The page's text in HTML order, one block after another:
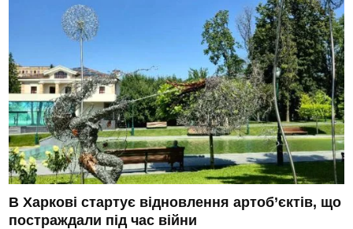
В Харкові стартує відновлення артоб’єктів, що
постраждали під час війни